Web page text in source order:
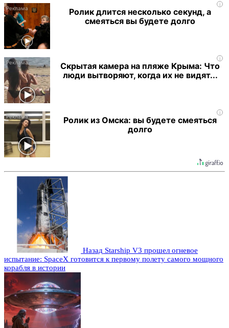
i
Ролик длится несколько секунд, а
смеяться вы будете долго
i
Скрытая камера на пляже Крыма: Что
люди вытворяют, когда их не видят...
i
Ролик из Омска: вы будете смеяться
долго
Назад Starship V3 прошел огневое
испытание: SpaceX готовится к первому полету самого мощного
корабля в истории